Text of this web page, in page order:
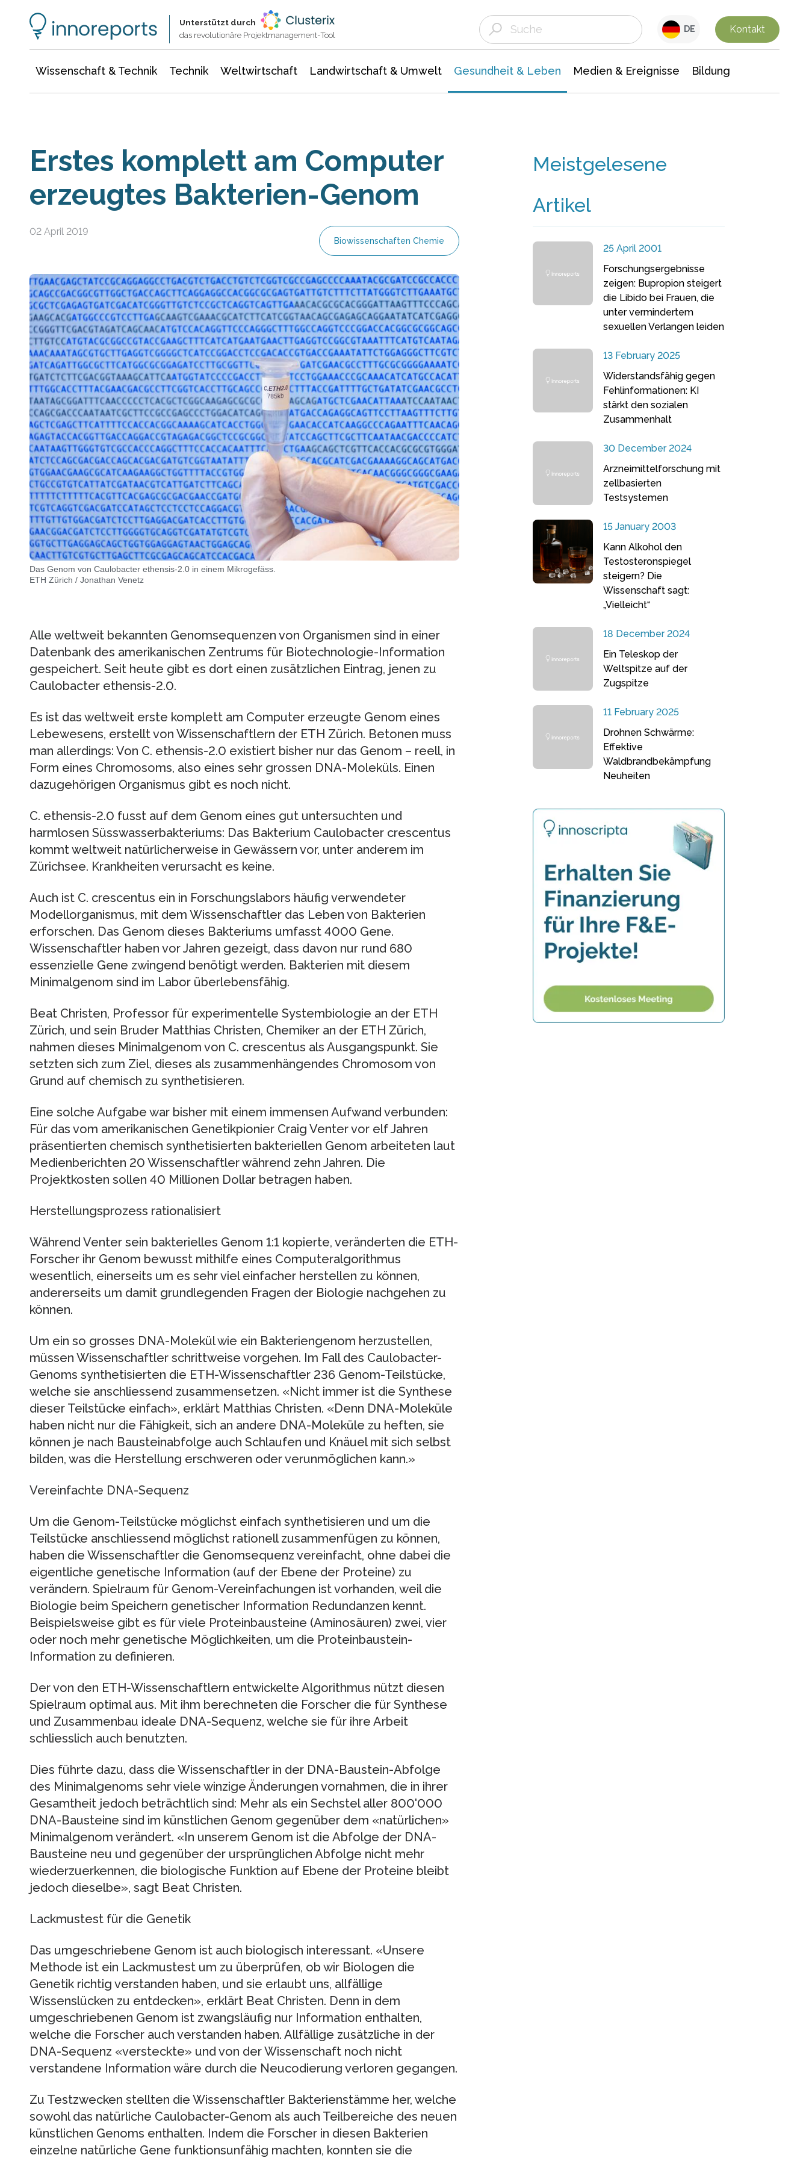
Unterstützt durch
das revolutionäre Projektmanagement-Tool
DE Kontakt
Wissenschaft & Technik Technik Weltwirtschaft Landwirtschaft & Umwelt Gesundheit & Leben Medien & Ereignisse Bildung
Erstes komplett am Computer
erzeugtes Bakterien-Genom
02 April 2019
Biowissenschaften Chemie
Das Genom von Caulobacter ethensis-2.0 in einem Mikrogefäss.
ETH Zürich / Jonathan Venetz
Alle weltweit bekannten Genomsequenzen von Organismen sind in einer
Datenbank des amerikanischen Zentrums für Biotechnologie-Information
gespeichert. Seit heute gibt es dort einen zusätzlichen Eintrag, jenen zu
Caulobacter ethensis-2.0.
Es ist das weltweit erste komplett am Computer erzeugte Genom eines
Lebewesens, erstellt von Wissenschaftlern der ETH Zürich. Betonen muss
man allerdings: Von C. ethensis-2.0 existiert bisher nur das Genom – reell, in
Form eines Chromosoms, also eines sehr grossen DNA-Moleküls. Einen
dazugehörigen Organismus gibt es noch nicht.
C. ethensis-2.0 fusst auf dem Genom eines gut untersuchten und
harmlosen Süsswasserbakteriums: Das Bakterium Caulobacter crescentus
kommt weltweit natürlicherweise in Gewässern vor, unter anderem im
Zürichsee. Krankheiten verursacht es keine.
Auch ist C. crescentus ein in Forschungslabors häufig verwendeter
Modellorganismus, mit dem Wissenschaftler das Leben von Bakterien
erforschen. Das Genom dieses Bakteriums umfasst 4000 Gene.
Wissenschaftler haben vor Jahren gezeigt, dass davon nur rund 680
essenzielle Gene zwingend benötigt werden. Bakterien mit diesem
Minimalgenom sind im Labor überlebensfähig.
Beat Christen, Professor für experimentelle Systembiologie an der ETH
Zürich, und sein Bruder Matthias Christen, Chemiker an der ETH Zürich,
nahmen dieses Minimalgenom von C. crescentus als Ausgangspunkt. Sie
setzten sich zum Ziel, dieses als zusammenhängendes Chromosom von
Grund auf chemisch zu synthetisieren.
Eine solche Aufgabe war bisher mit einem immensen Aufwand verbunden:
Für das vom amerikanischen Genetikpionier Craig Venter vor elf Jahren
präsentierten chemisch synthetisierten bakteriellen Genom arbeiteten laut
Medienberichten 20 Wissenschaftler während zehn Jahren. Die
Projektkosten sollen 40 Millionen Dollar betragen haben.
Herstellungsprozess rationalisiert
Während Venter sein bakterielles Genom 1:1 kopierte, veränderten die ETH-
Forscher ihr Genom bewusst mithilfe eines Computeralgorithmus
wesentlich, einerseits um es sehr viel einfacher herstellen zu können,
andererseits um damit grundlegenden Fragen der Biologie nachgehen zu
können.
Um ein so grosses DNA-Molekül wie ein Bakteriengenom herzustellen,
müssen Wissenschaftler schrittweise vorgehen. Im Fall des Caulobacter-
Genoms synthetisierten die ETH-Wissenschaftler 236 Genom-Teilstücke,
welche sie anschliessend zusammensetzen. «Nicht immer ist die Synthese
dieser Teilstücke einfach», erklärt Matthias Christen. «Denn DNA-Moleküle
haben nicht nur die Fähigkeit, sich an andere DNA-Moleküle zu heften, sie
können je nach Bausteinabfolge auch Schlaufen und Knäuel mit sich selbst
bilden, was die Herstellung erschweren oder verunmöglichen kann.»
Vereinfachte DNA-Sequenz
Um die Genom-Teilstücke möglichst einfach synthetisieren und um die
Teilstücke anschliessend möglichst rationell zusammenfügen zu können,
haben die Wissenschaftler die Genomsequenz vereinfacht, ohne dabei die
eigentliche genetische Information (auf der Ebene der Proteine) zu
verändern. Spielraum für Genom-Vereinfachungen ist vorhanden, weil die
Biologie beim Speichern genetischer Information Redundanzen kennt.
Beispielsweise gibt es für viele Proteinbausteine (Aminosäuren) zwei, vier
oder noch mehr genetische Möglichkeiten, um die Proteinbaustein-
Information zu definieren.
Der von den ETH-Wissenschaftlern entwickelte Algorithmus nützt diesen
Spielraum optimal aus. Mit ihm berechneten die Forscher die für Synthese
und Zusammenbau ideale DNA-Sequenz, welche sie für ihre Arbeit
schliesslich auch benutzten.
Dies führte dazu, dass die Wissenschaftler in der DNA-Baustein-Abfolge
des Minimalgenoms sehr viele winzige Änderungen vornahmen, die in ihrer
Gesamtheit jedoch beträchtlich sind: Mehr als ein Sechstel aller 800'000
DNA-Bausteine sind im künstlichen Genom gegenüber dem «natürlichen»
Minimalgenom verändert. «In unserem Genom ist die Abfolge der DNA-
Bausteine neu und gegenüber der ursprünglichen Abfolge nicht mehr
wiederzuerkennen, die biologische Funktion auf Ebene der Proteine bleibt
jedoch dieselbe», sagt Beat Christen.
Lackmustest für die Genetik
Das umgeschriebene Genom ist auch biologisch interessant. «Unsere
Methode ist ein Lackmustest um zu überprüfen, ob wir Biologen die
Genetik richtig verstanden haben, und sie erlaubt uns, allfällige
Wissenslücken zu entdecken», erklärt Beat Christen. Denn in dem
umgeschriebenen Genom ist zwangsläufig nur Information enthalten,
welche die Forscher auch verstanden haben. Allfällige zusätzliche in der
DNA-Sequenz «versteckte» und von der Wissenschaft noch nicht
verstandene Information wäre durch die Neucodierung verloren gegangen.
Zu Testzwecken stellten die Wissenschaftler Bakterienstämme her, welche
sowohl das natürliche Caulobacter-Genom als auch Teilbereiche des neuen
künstlichen Genoms enthalten. Indem die Forscher in diesen Bakterien
einzelne natürliche Gene funktionsunfähig machten, konnten sie die
Meistgelesene
Artikel
25 April 2001
Forschungsergebnisse
zeigen: Bupropion steigert
die Libido bei Frauen, die
unter vermindertem
sexuellen Verlangen leiden
13 February 2025
Widerstandsfähig gegen
Fehlinformationen: KI
stärkt den sozialen
Zusammenhalt
30 December 2024
Arzneimittelforschung mit
zellbasierten
Testsystemen
15 January 2003
Kann Alkohol den
Testosteronspiegel
steigern? Die
Wissenschaft sagt:
„Vielleicht“
18 December 2024
Ein Teleskop der
Weltspitze auf der
Zugspitze
11 February 2025
Drohnen Schwärme:
Effektive
Waldbrandbekämpfung
Neuheiten